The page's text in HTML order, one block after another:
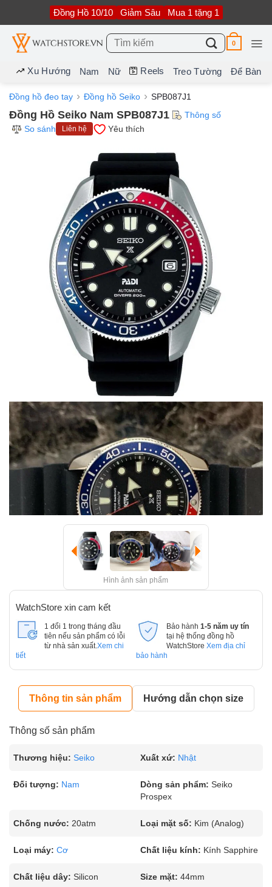
nội
dung
Đồng Hồ 10/10 Giảm Sâu Mua 1 tặng 1
Tìm
kiếm:
0
Xu Hướng Nam Nữ Reels Treo Tường Để Bàn
Đồng hồ đeo tay Đồng hồ Seiko SPB087J1
Đồng Hồ Seiko Nam SPB087J1
Thông số
So sánh
Liên hệ Yêu thích
Hình ảnh sản phẩm
WatchStore xin cam kết
1 đổi 1 trong tháng đầu
tiên nếu sản phẩm có lỗi
từ nhà sản xuất. Xem chi
tiết
Bảo hành 1-5 năm uy tín
tại hệ thống đồng hồ
WatchStore Xem địa chỉ
bảo hành
Thông tin sản phẩm Hướng dẫn chọn size
Thông số sản phẩm
Thương hiệu: Seiko Xuất xứ: Nhật
Đối tượng: Nam Dòng sản phẩm: Seiko
Prospex
Chống nước: 20atm Loại mặt số: Kim (Analog)
Loại máy: Cơ Chất liệu kính: Kính Sapphire
Chất liệu dây: Silicon Size mặt: 44mm